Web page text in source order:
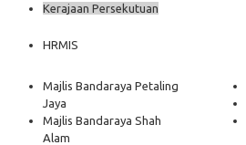
Kerajaan Persekutuan
HRMIS
Majlis Bandaraya Petaling
Jaya
Majlis Bandaraya Shah
Alam